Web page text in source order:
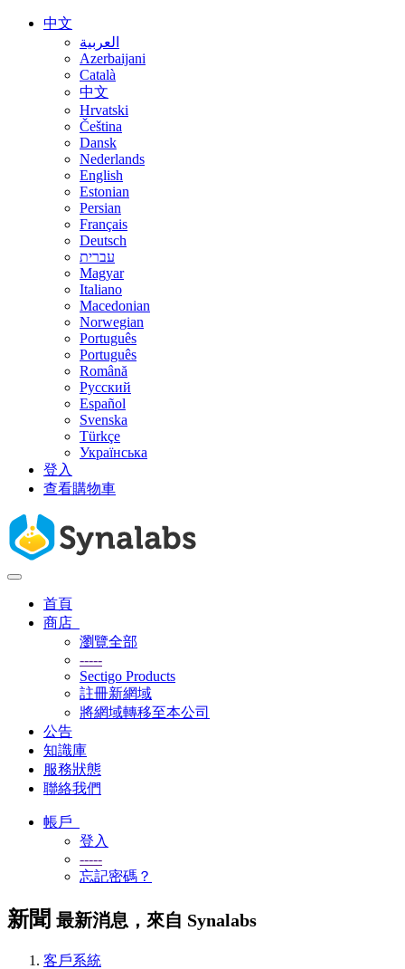
中文
العربية
Azerbaijani
Català
中文
Hrvatski
Čeština
Dansk
Nederlands
English
Estonian
Persian
Français
Deutsch
עברית
Magyar
Italiano
Macedonian
Norwegian
Português
Português
Română
Русский
Español
Svenska
Türkçe
Українська
登入
查看購物車
切
首頁
商店
瀏覽全部
-----
Sectigo Products
註冊新網域
將網域轉移至本公司
公告
知識庫
服務狀態
聯絡我們
帳戶
登入
-----
忘記密碼？
新聞 最新消息，來自 Synalabs
客戶系統